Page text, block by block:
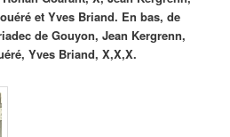
et Yves Briand. En bas, de
de Gouyon, Jean Kergrenn,
Yves Briand, X,X,X.